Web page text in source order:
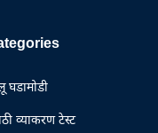
घडामोडी
व्याकरण टेस्ट